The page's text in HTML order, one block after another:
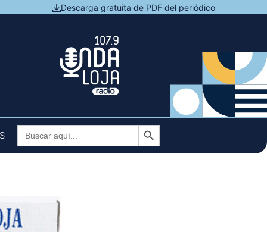
Descarga gratuita de PDF del periódico
Buscar: Botón de búsqueda